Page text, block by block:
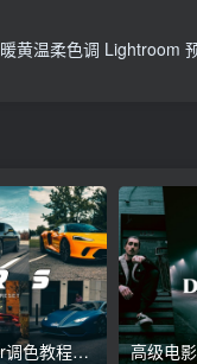
暖黄温柔色调 Lightroom
高级汽车电影质感Lr调色教程，手机滤镜PS+Lightroom预设下载！